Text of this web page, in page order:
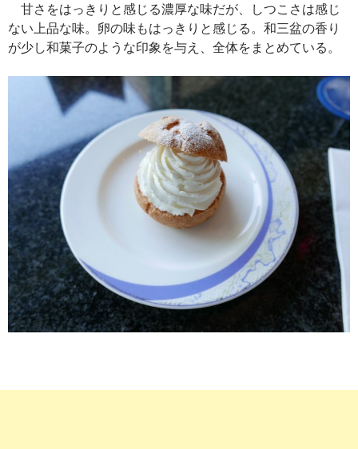
甘さをはっきりと感じる濃厚な味だが、しつこさは感じ
ない上品な味。卵の味もはっきりと感じる。和三盆の香り
が少し和菓子のような印象を与え、全体をまとめている。